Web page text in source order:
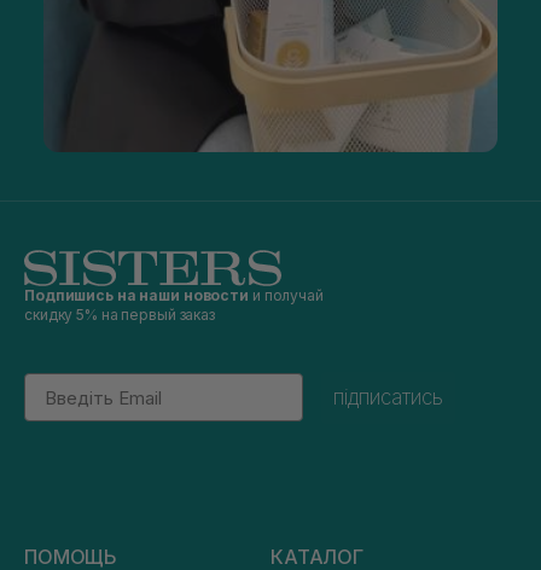
Подпишись на наши новости и получай
скидку 5% на первый заказ
Email
підписатись
ПОМОЩЬ КАТАЛОГ